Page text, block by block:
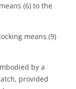
(6) to the
means (9)
by a
provided